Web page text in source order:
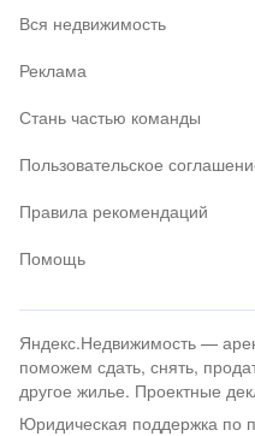
Вся недвижимость
Реклама
Стань частью команды
Пользовательское
Правила рекомендаций
Помощь
Яндекс.Недвижимость —
поможем сдать, снять,
другое жилье. Проектные
Юридическая поддержка по